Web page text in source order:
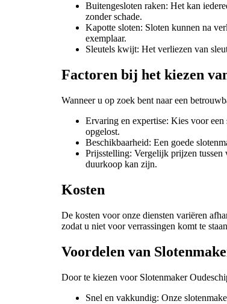
Buitengesloten raken: Het kan
zonder schade.
Kapotte sloten: Sloten kunnen na
exemplaar.
Sleutels kwijt: Het verliezen van
Factoren bij het kiezen
Wanneer u op zoek bent naar een
Ervaring en expertise: Kies voor
opgelost.
Beschikbaarheid: Een goede
Prijsstelling: Vergelijk prijzen tussen
duurkoop kan zijn.
Kosten
De kosten voor onze diensten variëren
zodat u niet voor verrassingen komt te
Voordelen van
Door te kiezen voor Slotenmaker
Snel en vakkundig: Onze